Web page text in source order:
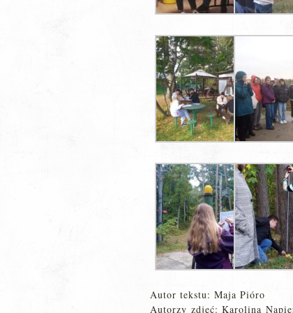
Autor tekstu: Maja Pióro
Autorzy zdjęć: Karolina